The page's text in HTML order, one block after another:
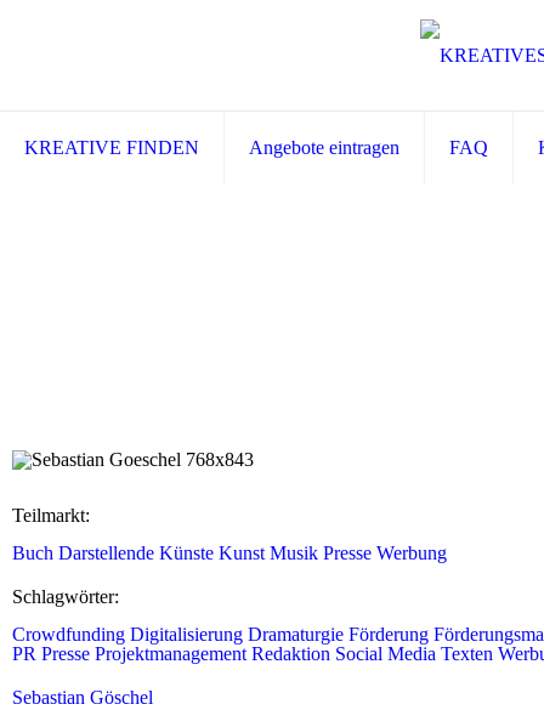
KREATIVE FINDEN Angebote eintragen FAQ
Teilmarkt:
Buch Darstellende Künste Kunst Musik Presse Werbung
Schlagwörter:
Crowdfunding Digitalisierung Dramaturgie Förderung
PR Presse Projektmanagement Redaktion Social Media Texten
Sebastian Göschel